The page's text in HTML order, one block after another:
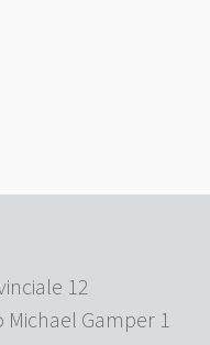
12
Michael Gamper 1